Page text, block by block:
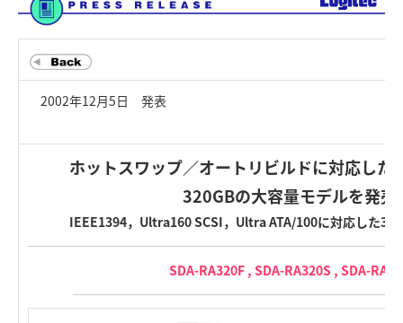
2002年12月5日 発表
ホットスワップ／オートリビルドに対応した
320GBの大容量モデルを発売
IEEE1394，Ultra160 SCSI，Ultra ATA/100に対応した3
SDA-RA320F , SDA-RA320S , SDA-